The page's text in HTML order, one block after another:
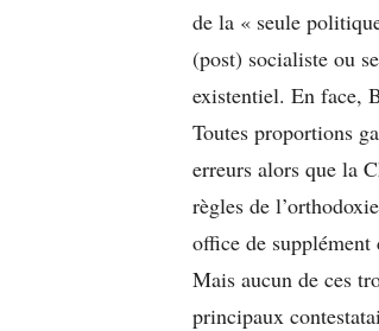
de la « seule
(post) socialiste ou
existentiel. En face,
Toutes proportions
erreurs alors que la
règles de
office de supplément
Mais aucun de ces
principaux